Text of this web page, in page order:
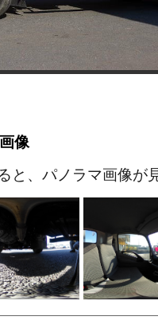
像
と、パノラマ画像が